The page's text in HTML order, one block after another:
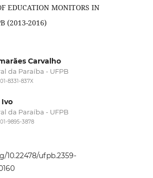
EDUCATION MONITORS IN
(2013-2016)
Carvalho
da Paraíba - UFPB
8331-837X
Ivo
da Paraíba - UFPB
9895-3878
10.22478/ufpb.2359-